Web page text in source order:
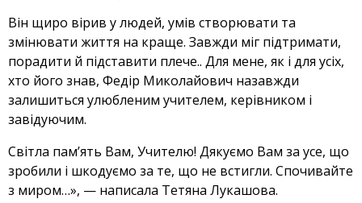
Він щиро вірив у людей, умів створювати та
змінювати життя на краще. Завжди міг підтримати,
порадити й підставити плече.. Для мене, як і для усіх,
хто його знав, Федір Миколайович назавжди
залишиться улюбленим учителем, керівником і
завідуючим.
Світла пам’ять Вам, Учителю! Дякуємо Вам за усе, що
зробили і шкодуємо за те, що не встигли. Спочивайте
з миром…», — написала Тетяна Лукашова.